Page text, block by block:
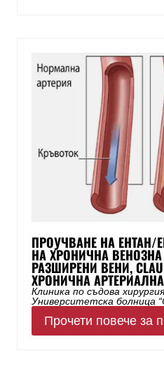
ПРОУЧВАНЕ НА ЕНТАН/
НА ХРОНИЧНА
РАЗШИРЕНИ ВЕНИ,
ХРОНИЧНА
Клиника по съдова
Университетска болница
Прочети повече за